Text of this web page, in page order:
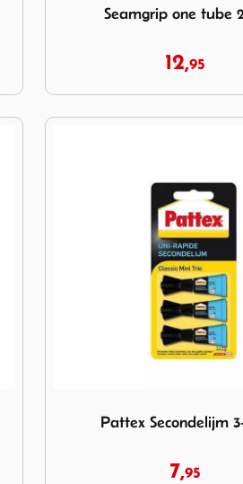
Seamgrip one tube
12,95
Pattex Secondelijm
7,95